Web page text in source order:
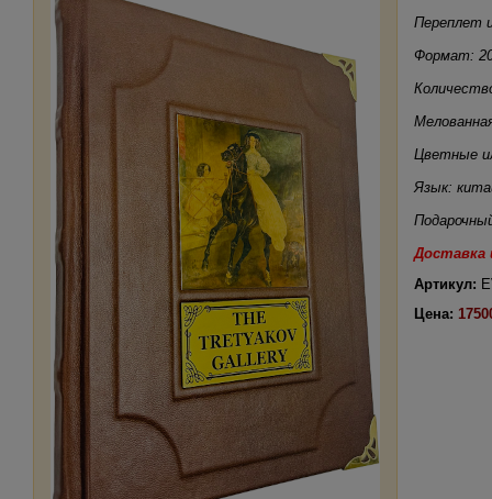
Переплет
Формат:
Цветные
Язык:
Доставка
Артикул:
Цена: